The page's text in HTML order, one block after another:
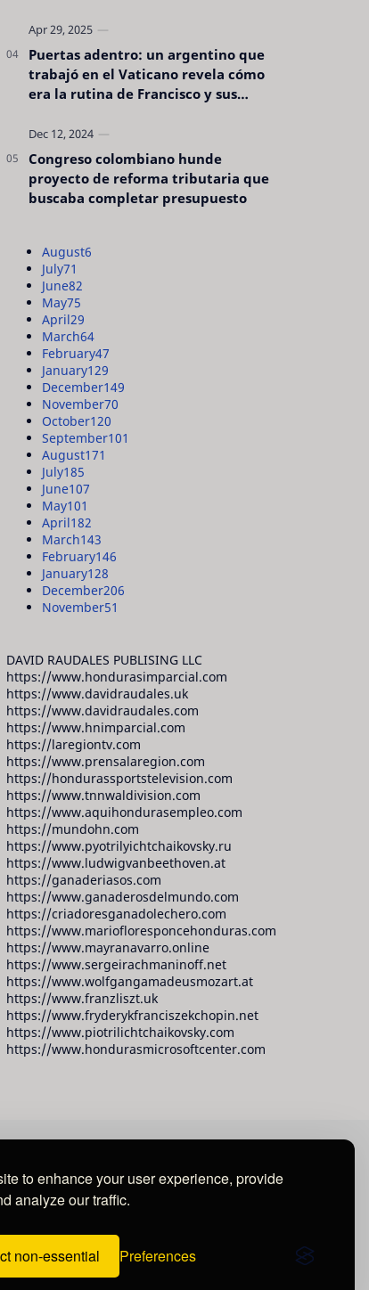
to enhance your user experience, provide
analyze our traffic.
non-essential Preferences
Puertas adentro: un argentino que
trabajó en el Vaticano revela cómo
era la rutina de Francisco y sus
Congreso colombiano hunde
proyecto de reforma tributaria que
buscaba completar presupuesto
August6
July71
June82
May75
April29
March64
February47
January129
December149
November70
October120
September101
August171
July185
June107
May101
April182
March143
February146
January128
December206
November51
DAVID RAUDALES PUBLISING LLC
https://www.hondurasimparcial.com
https://www.davidraudales.uk
https://www.davidraudales.com
https://www.hnimparcial.com
https://laregiontv.com
https://www.prensalaregion.com
https://hondurassportstelevision.com
https://www.tnnwaldivision.com
https://www.aquihondurasempleo.com
https://mundohn.com
https://www.pyotrilyichtchaikovsky.ru
https://www.ludwigvanbeethoven.at
https://ganaderiasos.com
https://www.ganaderosdelmundo.com
https://criadoresganadolechero.com
https://www.mariofloresponcehonduras.com
https://www.mayranavarro.online
https://www.sergeirachmaninoff.net
https://www.wolfgangamadeusmozart.at
https://www.franzliszt.uk
https://www.fryderykfranciszekchopin.net
https://www.piotrilichtchaikovsky.com
https://www.hondurasmicrosoftcenter.com